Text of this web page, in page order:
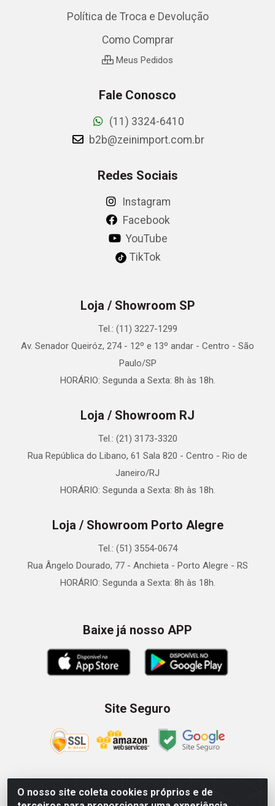
O nosso site coleta cookies próprios e de
Política de Troca e Devolução
Como Comprar
Meus Pedidos
Fale Conosco
(11) 3324-6410
b2b@zeinimport.com.br
Redes Sociais
Instagram
Facebook
YouTube
TikTok
Loja / Showroom SP
Tel.: (11) 3227-1299
Av. Senador Queiróz, 274 - 12º e 13º andar - Centro - São
Paulo/SP
HORÁRIO: Segunda a Sexta: 8h às 18h.
Loja / Showroom RJ
Tel.: (21) 3173-3320
Rua República do Libano, 61 Sala 820 - Centro - Rio de
Janeiro/RJ
HORÁRIO: Segunda a Sexta: 8h às 18h.
Loja / Showroom Porto Alegre
Tel.: (51) 3554-0674
Rua Ângelo Dourado, 77 - Anchieta - Porto Alegre - RS
HORÁRIO: Segunda a Sexta: 8h às 18h.
Baixe já nosso APP
Site Seguro
Zein Importação e Comércio LTDA - Av. Senador Queiróz, 274